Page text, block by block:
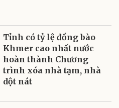
Tỉnh có tỷ lệ đồng bào
Khmer cao nhất nước
hoàn thành Chương
trình xóa nhà tạm, nhà
dột nát